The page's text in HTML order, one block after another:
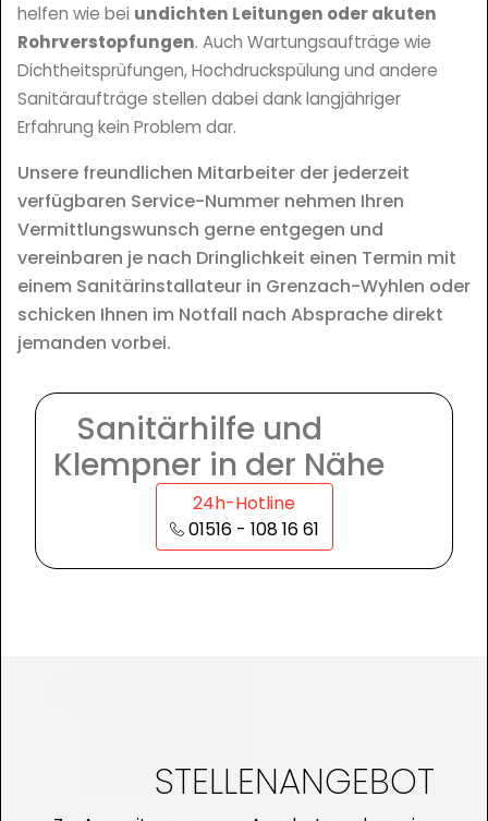
helfen wie bei undichten Leitungen oder akuten
Rohrverstopfungen. Auch Wartungsaufträge wie
Dichtheitsprüfungen, Hochdruckspülung und andere
Sanitäraufträge stellen dabei dank langjähriger
Erfahrung kein Problem dar.
Unsere freundlichen Mitarbeiter der jederzeit
verfügbaren Service-Nummer nehmen Ihren
Vermittlungswunsch gerne entgegen und
vereinbaren je nach Dringlichkeit einen Termin mit
einem Sanitärinstallateur in Grenzach-Wyhlen oder
schicken Ihnen im Notfall nach Absprache direkt
jemanden vorbei.
Sanitärhilfe und
Klempner in der Nähe
24h-Hotline
01516 - 108 16 61
STELLENANGEBOT